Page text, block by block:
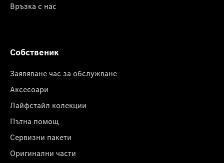
Връзка с нас
Собственик
Заявяване час за обслужване
Аксесоари
Лайфстайл колекции
Пътна помощ
Сервизни пакети
Оригинални части